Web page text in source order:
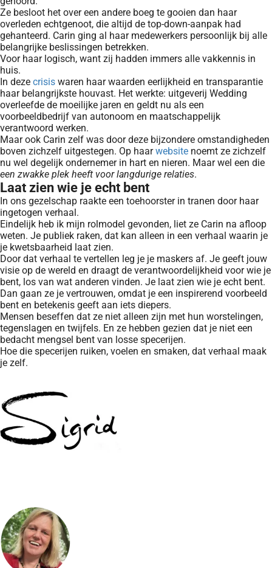
Ze besloot het over een andere boeg te gooien dan haar
overleden echtgenoot, die altijd de top-down-aanpak had
gehanteerd. Carin ging al haar medewerkers persoonlijk bij alle
belangrijke beslissingen betrekken.
Voor haar logisch, want zij hadden immers alle vakkennis in
huis.
In deze crisis waren haar waarden eerlijkheid en transparantie
haar belangrijkste houvast. Het werkte: uitgeverij Wedding
overleefde de moeilijke jaren en geldt nu als een
voorbeeldbedrijf van autonoom en maatschappelijk
verantwoord werken.
Maar ook Carin zelf was door deze bijzondere omstandigheden
boven zichzelf uitgestegen. Op haarwebsite noemt ze zichzelf
nu wel degelijk ondernemer in hart en nieren. Maar wel een die
een zwakke plek heeft voor langdurige relaties.
Laat zien wie je echt bent
In ons gezelschap raakte een toehoorster in tranen door haar
ingetogen verhaal.
Eindelijk heb ik mijn rolmodel gevonden, liet ze Carin na afloop
weten. Je publiek raken, dat kan alleen in een verhaal waarin je
je kwetsbaarheid laat zien.
Door dat verhaal te vertellen leg je je maskers af. Je geeft jouw
visie op de wereld en draagt de verantwoordelijkheid voor wie je
bent, los van wat anderen vinden. Je laat zien wie je echt bent.
Dan gaan ze je vertrouwen, omdat je een inspirerend voorbeeld
bent en betekenis geeft aan iets diepers.
Mensen beseffen dat ze niet alleen zijn met hun worstelingen,
tegenslagen en twijfels. En ze hebben gezien dat je niet een
bedacht mengsel bent van losse specerijen.
Hoe die specerijen ruiken, voelen en smaken, dat verhaal maak
je zelf.